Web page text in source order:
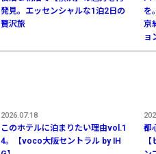
発見。エッセンシャルな1泊2日の
贅沢旅
を
京
ョ
このホテルに泊まりたい理由vol.1
4。【voco大阪セントラル by IH
2026.07.18
都